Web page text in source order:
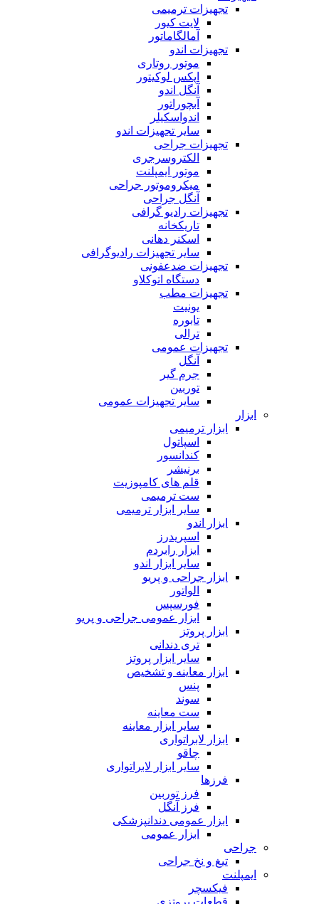
تجهیزات ترمیمی
لایت کیور
آمالگاماتور
تجهیزات اندو
موتور روتاری
اپکس لوکیتور
آنگل اندو
آبچوراتور
اندواسکیلر
سایر تجهیزات اندو
تجهیزات جراحی
الکتروسرجری
موتور ایمپلنت
میکروموتور جراحی
آنگل جراحی
تجهیزات رادیو گرافی
تاریکخانه
اسکنر دهانی
سایر تجهیزات رادیوگرافی
تجهیزات ضدعفونی
دستگاه اتوکلاو
تجهیزات مطب
یونیت
تابوره
ترالی
تجهیزات عمومی
آنگل
جرم گیر
توربین
سایر تجهیزات عمومی
ابزار
ابزار ترمیمی
اسپاتول
کندانسور
برنیشر
قلم های کامپوزیت
ست ترمیمی
سایر ابزار ترمیمی
ابزار اندو
اسپریدرز
ابزار رابردم
سایر ابزار اندو
ابزار جراحی و پریو
الواتور
فورسپس
ابزار عمومی جراحی و پریو
ابزار پروتز
تری دندانی
سایر ابزار پروتز
ابزار معاینه و تشخیص
پنس
سوند
ست معاینه
سایر ابزار معاینه
ابزار لابراتواری
چاقو
سایر ابزار لابراتواری
فرزها
فرز توربین
فرز آنگل
ابزار عمومی دندانپزشکی
ابزار عمومی
جراحی
تیغ و نخ جراحی
ایمپلنت
فیکسچر
قطعات پروتزی